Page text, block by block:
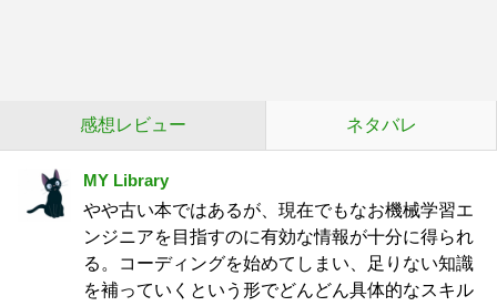
感想レビュー ネタバレ
MY Library
やや古い本ではあるが、現在でもなお機械学習エ
ンジニアを目指すのに有効な情報が十分に得られ
る。コーディングを始めてしまい、足りない知識
を補っていくという形でどんどん具体的なスキル